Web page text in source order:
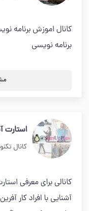
کانال اموزش برنامه
برنامه نویسی
استارت
کانال
کانالی برای معرفی
آشنایی با افراد کار